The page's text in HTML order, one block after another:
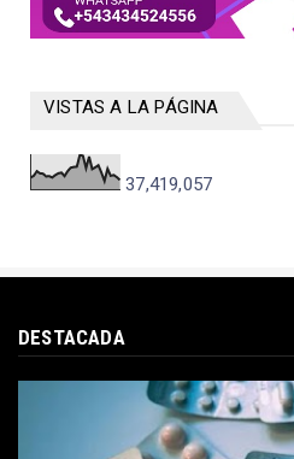
VISTAS A LA PÁGINA
37,419,057
DESTACADA